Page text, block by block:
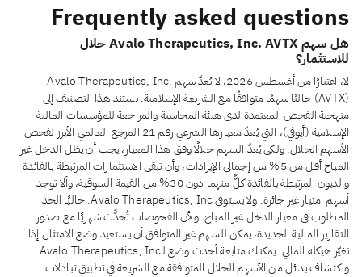
Frequently asked questions
هل سهم Avalo Therapeutics, Inc. AVTX حلال
للاستثمار؟
لا، اعتبارًا من أغسطس 2026، لا يُعدّ سهم Avalo Therapeutics, Inc.
(AVTX) حاليًا سهمًا متوافقًا مع الشريعة الإسلامية. يستند هذا التصنيف إلى
منهجية الفحص المعتمدة لدى هيئة المحاسبة والمراجعة للمؤسسات المالية
الإسلامية (أيوفي)، التي يُعدّ معيارها الشرعي رقم 21 المرجع العالمي الأبرز لفحص
الأسهم الحلال. ولكي يُعدّ السهم حلالًا وفق هذا المعيار، يجب أن يظل الدخل غير
المباح أقل من 5% من إجمالي الإيرادات، وأن تبقى الاستثمارات المرتبطة بالفائدة
والديون المرتبطة بالفائدة كلٌّ منهما دون 30% من القيمة السوقية، وألا توجد
أسهم امتياز غير جائزة. ولا يستوفي Avalo Therapeutics, Inc. حاليًا الحد
المطلوب في معيار الدخل غير المباح. ولأن الفحوصات تُحدَّث شهريًا مع صدور
التقارير المالية الجديدة، يمكن للسهم غير المتوافق أن يستعيد وضع الامتثال إذا
تغيّر هيكله المالي. يمكنك متابعة أحدث وضع لـAvalo Therapeutics, Inc.
واكتشاف بدائل من الأسهم الحلال المتوافقة مع الشريعة في تطبيق تبادلات.